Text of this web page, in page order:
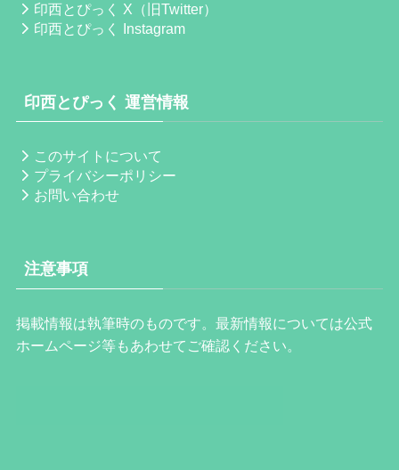
印西とぴっく X（旧Twitter）
印西とぴっく Instagram
印西とぴっく 運営情報
このサイトについて
プライバシーポリシー
お問い合わせ
注意事項
掲載情報は執筆時のものです。最新情報については公式
ホームページ等もあわせてご確認ください。